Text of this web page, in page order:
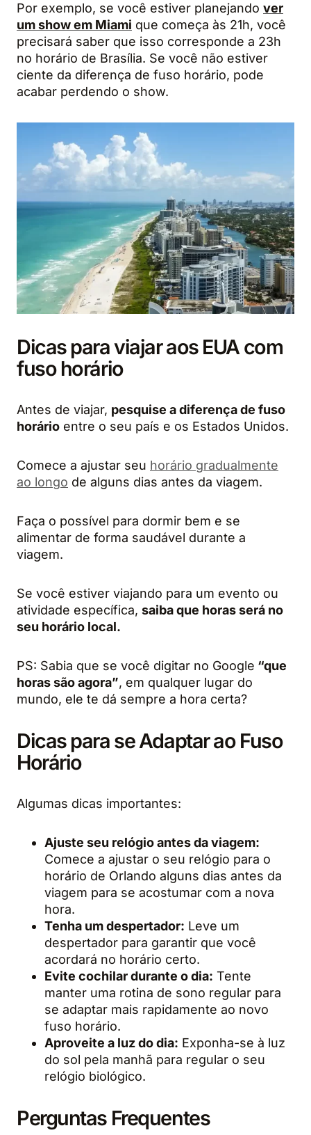
Por exemplo, se você estiver planejando ver
um show em Miami que começa às 21h, você
precisará saber que isso corresponde a 23h
no horário de Brasília. Se você não estiver
ciente da diferença de fuso horário, pode
acabar perdendo o show.
Dicas para viajar aos EUA com
fuso horário
Antes de viajar, pesquise a diferença de fuso
horário entre o seu país e os Estados Unidos.
Comece a ajustar seu horário gradualmente
ao longo de alguns dias antes da viagem.
Faça o possível para dormir bem e se
alimentar de forma saudável durante a
viagem.
Se você estiver viajando para um evento ou
atividade específica, saiba que horas será no
seu horário local.
PS: Sabia que se você digitar no Google “que
horas são agora”, em qualquer lugar do
mundo, ele te dá sempre a hora certa?
Dicas para se Adaptar ao Fuso
Horário
Algumas dicas importantes:
Ajuste seu relógio antes da viagem:
Comece a ajustar o seu relógio para o
horário de Orlando alguns dias antes da
viagem para se acostumar com a nova
hora.
Tenha um despertador: Leve um
despertador para garantir que você
acordará no horário certo.
Evite cochilar durante o dia: Tente
manter uma rotina de sono regular para
se adaptar mais rapidamente ao novo
fuso horário.
Aproveite a luz do dia: Exponha-se à luz
do sol pela manhã para regular o seu
relógio biológico.
Perguntas Frequentes